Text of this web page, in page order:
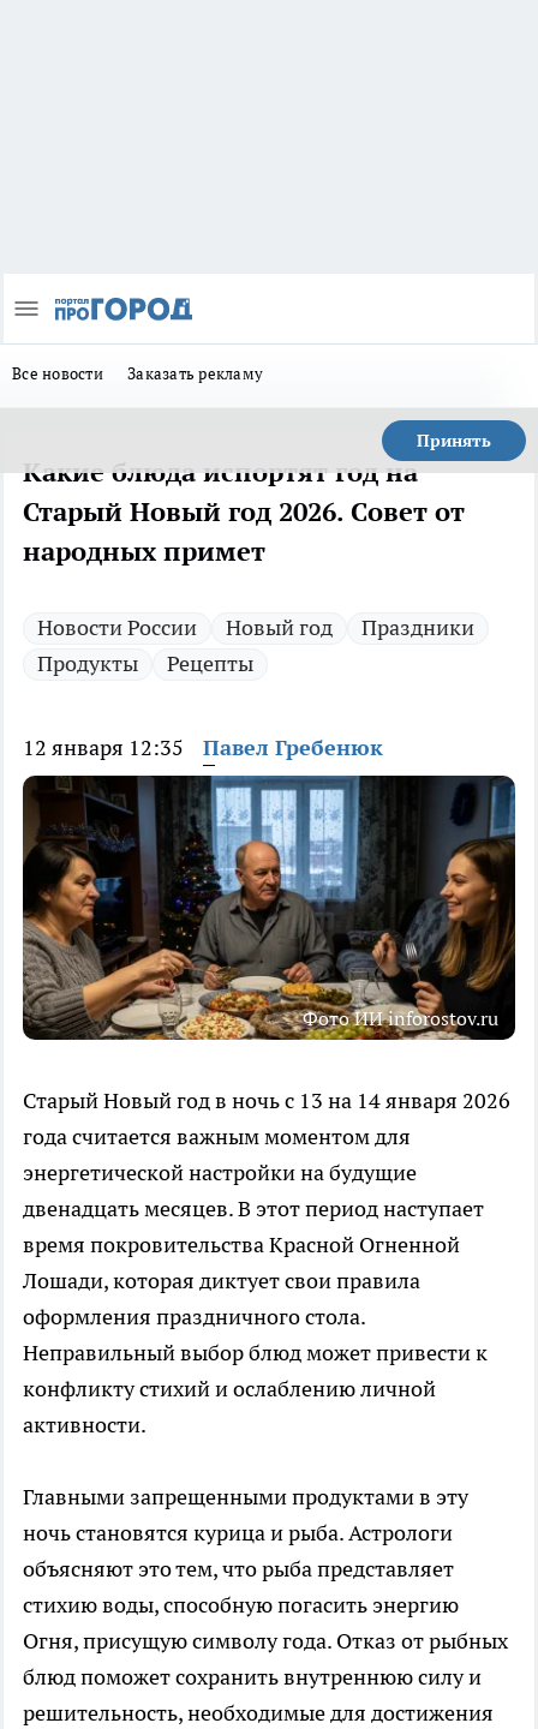
Все новости Заказать рекламу
Принять
Какие блюда испортят год на
Старый Новый год 2026. Совет от
народных примет
Новости России Новый год
Праздники
Продукты
Рецепты
12 января 12:35 Павел Гребенюк
Фото ИИ inforostov.ru
Старый Новый год в ночь с 13 на 14 января 2026
года считается важным моментом для
энергетической настройки на будущие
двенадцать месяцев. В этот период наступает
время покровительства Красной Огненной
Лошади, которая диктует свои правила
оформления праздничного стола.
Неправильный выбор блюд может привести к
конфликту стихий и ослаблению личной
активности.
Главными запрещенными продуктами в эту
ночь становятся курица и рыба. Астрологи
объясняют это тем, что рыба представляет
стихию воды, способную погасить энергию
Огня, присущую символу года. Отказ от рыбных
блюд поможет сохранить внутреннюю силу и
решительность, необходимые для достижения